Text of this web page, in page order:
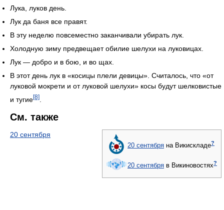
Лука, луков день.
Лук да баня все правят.
В эту неделю повсеместно заканчивали убирать лук.
Холодную зиму предвещает обилие шелухи на луковицах.
Лук — добро и в бою, и во щах.
В этот день лук в «косицы плели девицы». Считалось, что «от
луковой мокрети и от луковой шелухи» косы будут шелковистые
и тугие[8]
См. также
20 сентября на Викискладе?
20 сентября в Викиновостях?
20 сентября